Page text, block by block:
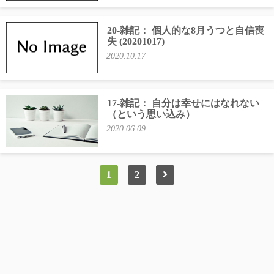
20-雑記： 個人的な8月うつと自信喪
失 (20201017)
2020.10.17
17-雑記： 自分は幸せにはなれない
（という思い込み）
2020.06.09
1 2